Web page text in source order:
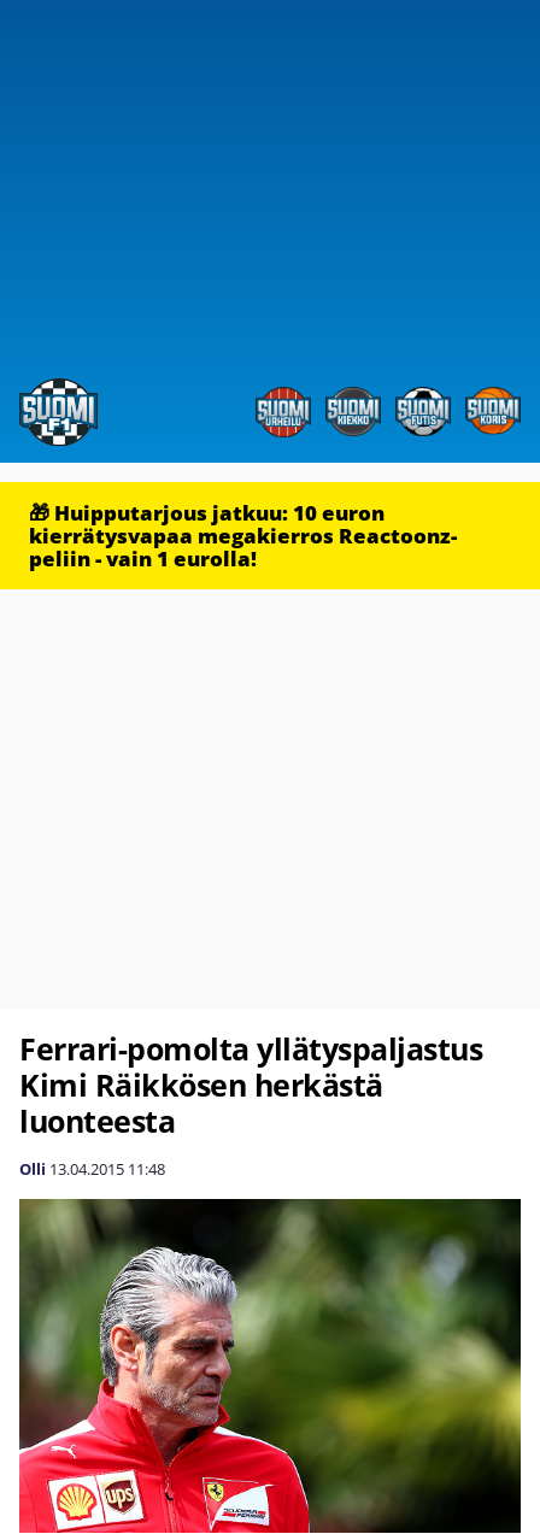
🎁 Huipputarjous jatkuu: 10 euron
kierrätysvapaa megakierros Reactoonz-
peliin - vain 1 eurolla!
Ferrari-pomolta yllätyspaljastus
Kimi Räikkösen herkästä
luonteesta
Olli 13.04.2015 11:48